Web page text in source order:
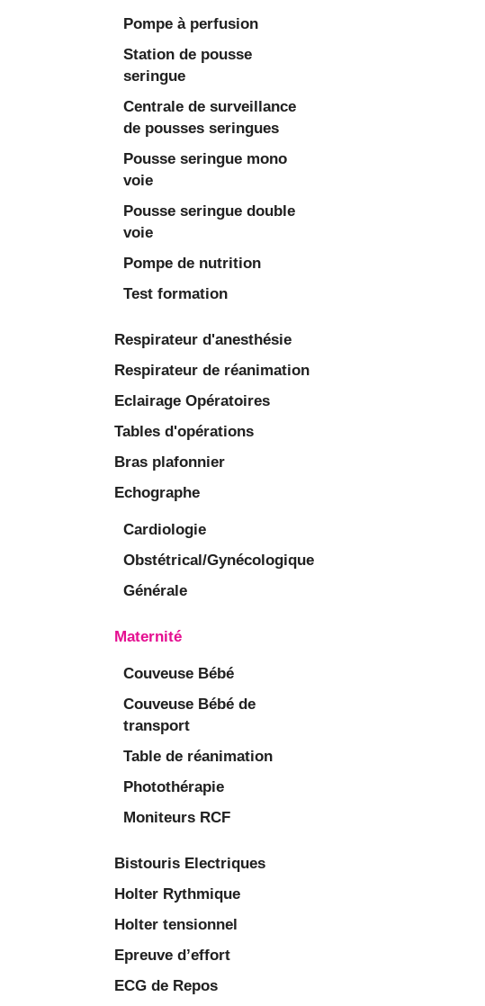
Pompe à perfusion
Station de pousse
seringue
Centrale de surveillance
de pousses seringues
Pousse seringue mono
voie
Pousse seringue double
voie
Pompe de nutrition
Test formation
Respirateur d'anesthésie
Respirateur de réanimation
Eclairage Opératoires
Tables d'opérations
Bras plafonnier
Echographe
Cardiologie
Obstétrical/Gynécologique
Générale
Maternité
Couveuse Bébé
Couveuse Bébé de
transport
Table de réanimation
Photothérapie
Moniteurs RCF
Bistouris Electriques
Holter Rythmique
Holter tensionnel
Epreuve d’effort
ECG de Repos